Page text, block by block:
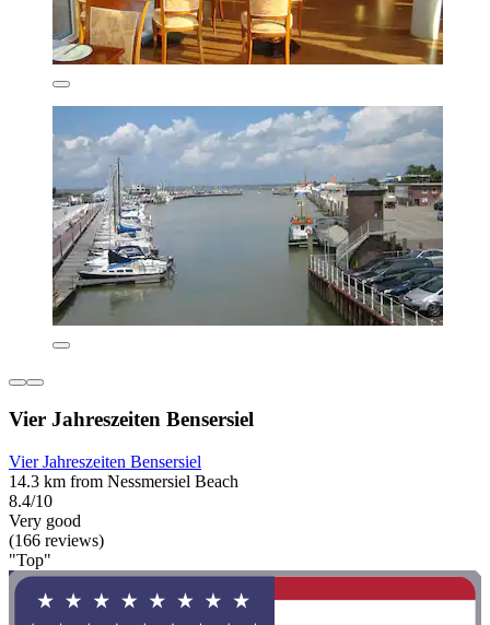
Vier Jahreszeiten Bensersiel
Vier Jahreszeiten Bensersiel
14.3 km from Nessmersiel Beach
8.4/10
Very good
(166 reviews)
"Top"